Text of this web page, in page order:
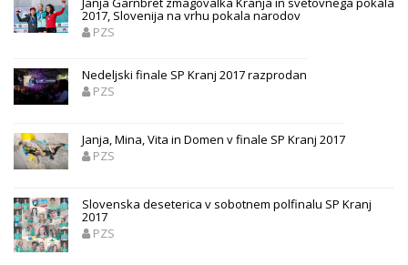
2017, Slovenija na vrhu pokala narodov
PZS
Nedeljski finale SP Kranj 2017 razprodan
PZS
Janja, Mina, Vita in Domen v finale SP Kranj 2017
PZS
Slovenska deseterica v sobotnem polfinalu SP Kranj
2017
PZS